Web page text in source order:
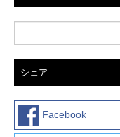
シェア
Facebook